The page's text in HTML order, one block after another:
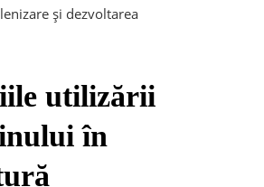
și dezvoltarea
utilizării
în